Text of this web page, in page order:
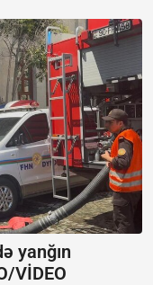
yanğın
VİDEO